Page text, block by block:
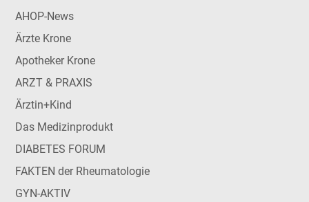
AHOP-News
Ärzte Krone
Apotheker Krone
ARZT & PRAXIS
Ärztin+Kind
Das Medizinprodukt
DIABETES FORUM
FAKTEN der Rheumatologie
GYN-AKTIV